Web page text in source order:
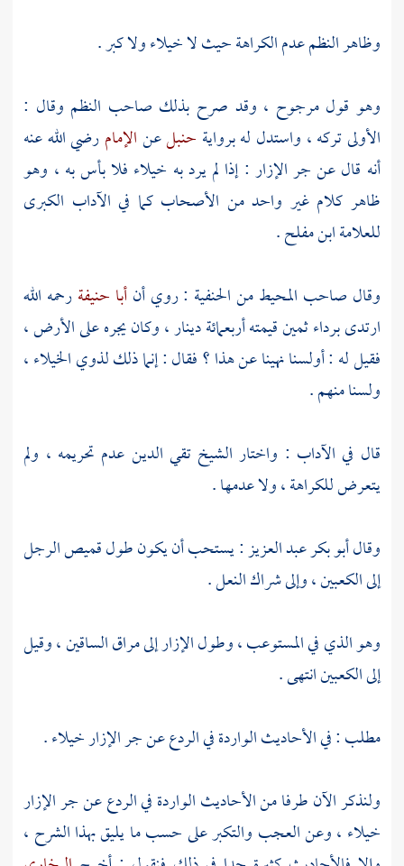
وظاهر النظم عدم الكراهة حيث لا خيلاء ولا كبر .
وهو قول مرجوح ، وقد صرح بذلك صاحب النظم وقال :
الأولى تركه ، واستدل له برواية حنبلعنالإمامرضي الله عنه
أنه قال عن جر الإزار : إذا لم يرد به خيلاء فلا بأس به ، وهو
ظاهر كلام غير واحد من الأصحاب كما في الآداب الكبرى
للعلامةابن مفلح.
وقال صاحب المحيط من الحنفية : روي أنأبا حنيفةرحمه الله
ارتدى برداء ثمين قيمته أربعمائة دينار ، وكان يجره على الأرض ،
فقيل له : أولسنا نهينا عن هذا ؟ فقال : إنما ذلك لذوي الخيلاء ،
ولسنا منهم .
قال في الآداب : واختار الشيخ تقي الدين عدم تحريمه ، ولم
يتعرض للكراهة ، ولا عدمها .
وقالأبو بكر عبد العزيز: يستحب أن يكون طول قميص الرجل
إلى الكعبين ، وإلى شراك النعل .
وهو الذي في المستوعب ، وطول الإزار إلى مراق الساقين ، وقيل
إلى الكعبين انتهى .
مطلب : في الأحاديث الواردة في الردع عن جر الإزار خيلاء .
ولنذكر الآن طرفا من الأحاديث الواردة في الردع عن جر الإزار
خيلاء ، وعن العجب والتكبر على حسب ما يليق بهذا الشرح ،